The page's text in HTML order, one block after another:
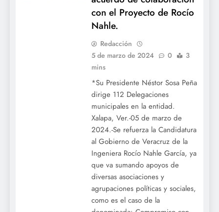
con el Proyecto de Rocío
Nahle.
Redacción
5 de marzo de 2024
0
3
mins
*Su Presidente Néstor Sosa Peña
dirige 112 Delegaciones
municipales en la entidad.
Xalapa, Ver.-05 de marzo de
2024.-Se refuerza la Candidatura
al Gobierno de Veracruz de la
Ingeniera Rocío Nahle García, ya
que va sumando apoyos de
diversas asociaciones y
agrupaciones políticas y sociales,
como es el caso de la